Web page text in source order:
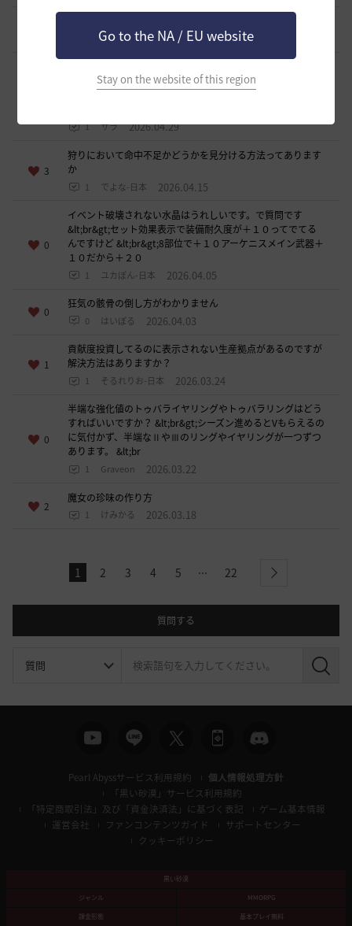
Go to the NA / EU website
Stay on the website of this region
emmiel-日本 2026.05.01
か？それとも3か所使えるようにとかはなっていませんか？
1 サラ 2026.04.29
3
狩りにおいて命中不足かどうかを見分ける方法ってあります
か
1 でよな-日本 2026.04.15
0
イベント破壊されない水晶はうれしいです。で質問です
&lt;br&gt;セット効果表示で装備耐久度が＋１０ってでてる
んですけど &lt;br&gt;8部位で＋１０アーケニスメイン武器＋
１０だから＋２０
1 ユカぽん-日本 2026.04.05
0
狂気の骸骨の倒し方がわかりません
0 はいぽる 2026.04.03
1
貢献度投資してるのに表示されない生産拠点があるのですが
解決方法はありますか？
1 そるれりお-日本 2026.03.24
0
半端な強化値のトゥバライヤリングやトゥバラリングはどう
すればいいですか？ &lt;br&gt;シーズン進めるとVもらえるの
に気付かず、半端なⅡやⅢのリングやイヤリングが一つずつ
あります。 &lt;br
1 Graveon 2026.03.22
2
魔女の珍味の作り方
1 けみかる 2026.03.18
1 2 3 4 5 ...
l
s
t
22 next
質問する
検
Pearl Abyssサービス利用規約
個人情報処理方針
「黒い砂漠」サービス利用規約
「特定商取引法」及び「資金決済法」に基づく表記
ゲーム基本情報
運営会社
ファンコンテンツガイド
サポートセンター
クッキーポリシー
黒い砂漠
ジャンル
MMORPG
課金形態
基本プレイ無料